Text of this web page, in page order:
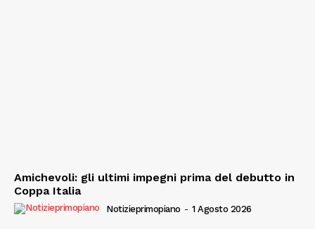
Amichevoli: gli ultimi impegni prima del debutto in
Coppa Italia
Notizieprimopiano - 1 Agosto 2026